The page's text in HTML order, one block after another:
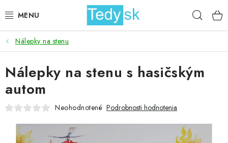
na
BICYKLE
ZÁHRADA
DOMÁCNOSŤ
ŠPORT
Nálepky na stenu
Nálepky na stenu s hasičským
autom
Neohodnotené Podrobnosti hodnotenia